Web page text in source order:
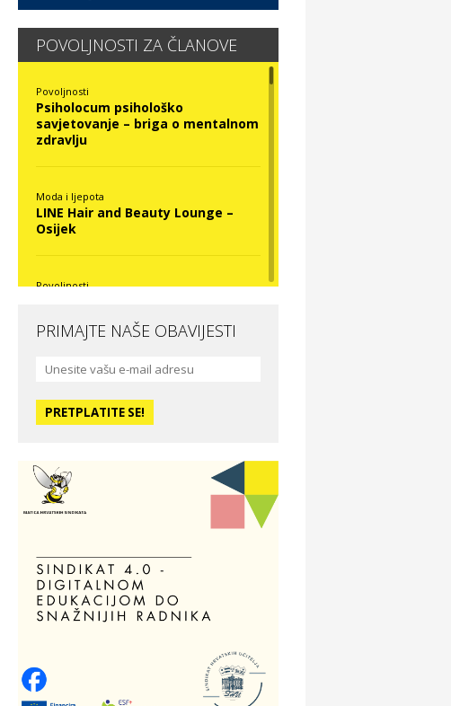
POVOLJNOSTI ZA ČLANOVE
Povoljnosti
Psiholocum psihološko
savjetovanje – briga o mentalnom
zdravlju
Moda i ljepota
LINE Hair and Beauty Lounge –
Osijek
Povoljnosti
La Medusa SPA & beauty studio –
Hotel Vila Ružica Crikvenica
Odmor
Villa Baranja – popust na smještaj
Povoljnosti
Optika Adrialeće – online i fizičke
optike
PRIMAJTE NAŠE OBAVIJESTI